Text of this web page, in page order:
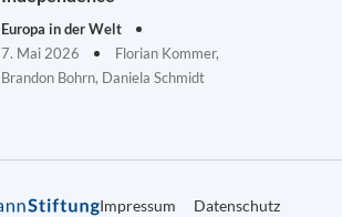
Europa in der Welt
7. Mai 2026
Florian Kommer,
Brandon Bohrn, Daniela Schmidt
Impressum Datenschutz